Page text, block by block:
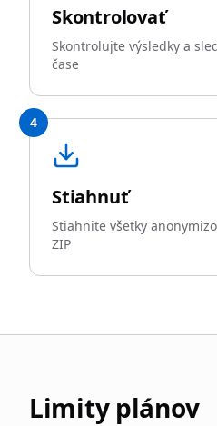
Skontrolovať
Skontrolujte výsledky a
čase
4
Stiahnuť
Stiahnite všetky
ZIP
Limity plánov